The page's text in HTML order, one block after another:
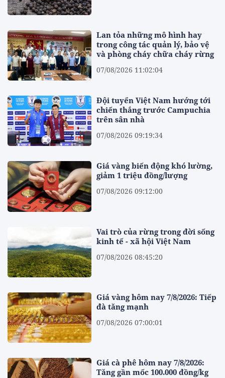
Lan tỏa những mô hình hay
trong công tác quản lý, bảo vệ
và phòng cháy chữa cháy rừng
07/08/2026 11:02:04
Đội tuyển Việt Nam hướng tới
chiến thắng trước Campuchia
trên sân nhà
07/08/2026 09:19:34
Giá vàng biến động khó lường,
giảm 1 triệu đồng/lượng
07/08/2026 09:12:00
Vai trò của rừng trong đời sống
kinh tế - xã hội Việt Nam
07/08/2026 08:45:20
Giá vàng hôm nay 7/8/2026: Tiếp
đà tăng mạnh
07/08/2026 07:00:01
Giá cà phê hôm nay 7/8/2026:
Tăng gần mốc 100.000 đồng/kg